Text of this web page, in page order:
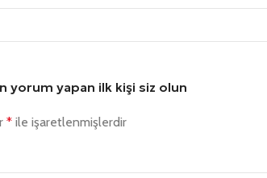
yorum yapan ilk kişi siz olun
* ile işaretlenmişlerdir